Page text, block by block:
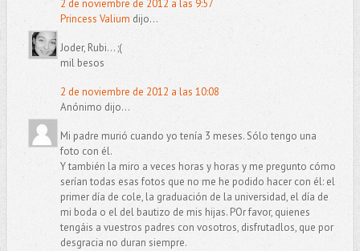
2 de noviembre de 2012 a las 9:57
Princess Valium dijo...
Joder, Rubi... ;(
mil besos
2 de noviembre de 2012 a las 10:08
Anónimo dijo...
Mi padre murió cuando yo tenía 3 meses. Sólo tengo una
foto con él.
Y también la miro a veces horas y horas y me pregunto cómo
serían todas esas fotos que no me he podido hacer con él: el
primer día de cole, la graduación de la universidad, el día de
mi boda o el del bautizo de mis hijas. POr favor, quienes
tengáis a vuestros padres con vosotros, disfrutadlos, que por
desgracia no duran siempre.